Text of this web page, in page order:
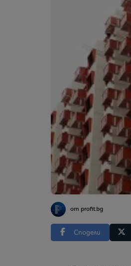
от profit.bg
Сподели